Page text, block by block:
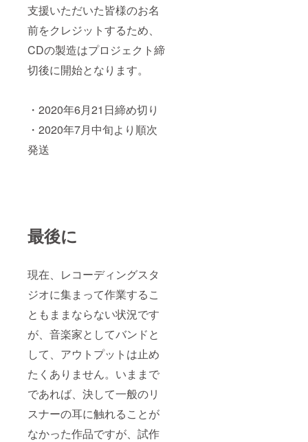
支援いただいた皆様のお名
前をクレジットするため、
CDの製造はプロジェクト締
切後に開始となります。
・2020年6月21日締め切り
・2020年7月中旬より順次
発送
最後に
現在、レコーディングスタ
ジオに集まって作業するこ
ともままならない状況です
が、音楽家としてバンドと
して、アウトプットは止め
たくありません。いままで
であれば、決して一般のリ
スナーの耳に触れることが
なかった作品ですが、試作